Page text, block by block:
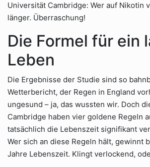
Universität Cambridge: Wer auf Nikotin
länger. Überraschung!
Die Formel für ein
Leben
Die Ergebnisse der Studie sind so
Wetterbericht, der Regen in England
ungesund – ja, das wussten wir. Doch
Cambridge haben vier goldene Regeln
tatsächlich die Lebenszeit signifikant
Wer sich an diese Regeln hält, gewinnt
Jahre Lebenszeit. Klingt verlockend,